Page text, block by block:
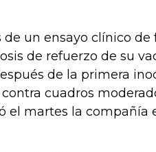
un ensayo clínico de
de refuerzo de su
de la primera
cuadros
el martes la compañía